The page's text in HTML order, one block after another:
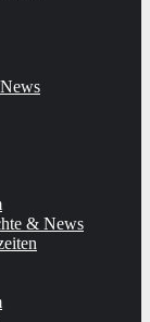
& News